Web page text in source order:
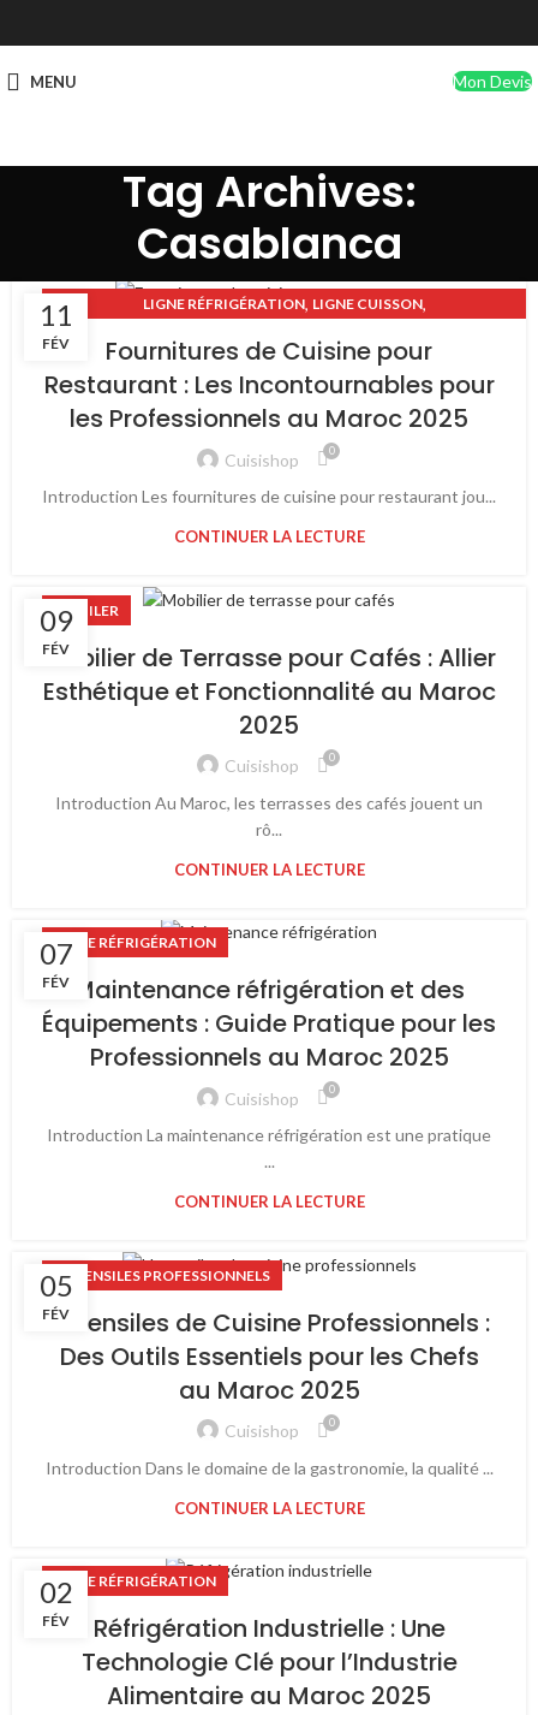
MENU Mon Devis
Tag Archives:
Casablanca
11
FÉV
LIGNE RÉFRIGÉRATION, LIGNE CUISSON,
Fournitures de Cuisine pour
Restaurant : Les Incontournables pour
les Professionnels au Maroc 2025
Cuisishop 0
Introduction Les fournitures de cuisine pour restaurant jou...
CONTINUER LA LECTURE
09
FÉV
MOBILER
Mobilier de Terrasse pour Cafés : Allier
Esthétique et Fonctionnalité au Maroc
2025
Cuisishop 0
Introduction Au Maroc, les terrasses des cafés jouent un
rô...
CONTINUER LA LECTURE
07
FÉV
LIGNE RÉFRIGÉRATION
Maintenance réfrigération et des
Équipements : Guide Pratique pour les
Professionnels au Maroc 2025
Cuisishop 0
Introduction La maintenance réfrigération est une pratique
...
CONTINUER LA LECTURE
05
FÉV
USTENSILES PROFESSIONNELS
Ustensiles de Cuisine Professionnels :
Des Outils Essentiels pour les Chefs
au Maroc 2025
Cuisishop 0
Introduction Dans le domaine de la gastronomie, la qualité ...
CONTINUER LA LECTURE
02
FÉV
LIGNE RÉFRIGÉRATION
Réfrigération Industrielle : Une
Technologie Clé pour l’Industrie
Alimentaire au Maroc 2025